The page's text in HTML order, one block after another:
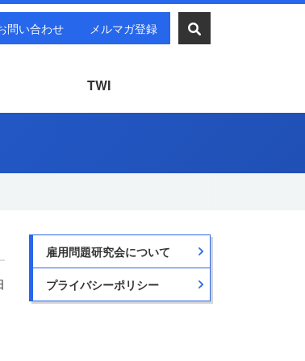
問い合わせ メルマガ登録
TWI
雇用問題研究会について
プライバシーポリシー